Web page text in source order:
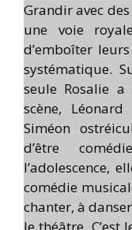
Grandir avec
une voie
d’emboîter
systématique.
seule Rosalie
scène,
Siméon
d’être
l’adolescence,
comédie
chanter, à